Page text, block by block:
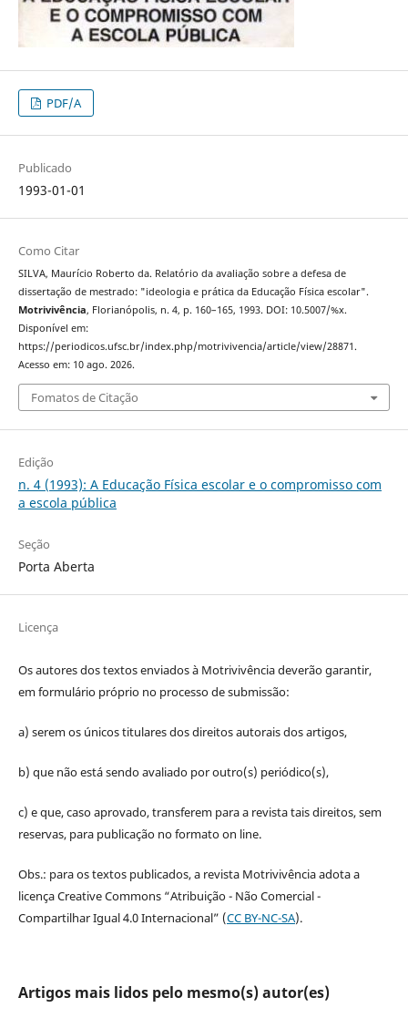
PDF/A
Publicado
1993-01-01
Como Citar
SILVA, Maurício Roberto da. Relatório da avaliação sobre a defesa de
dissertação de mestrado: "ideologia e prática da Educação Física escolar".
Motrivivência, Florianópolis, n. 4, p. 160–165, 1993. DOI: 10.5007/%x.
Disponível em:
https://periodicos.ufsc.br/index.php/motrivivencia/article/view/28871.
Acesso em: 10 ago. 2026.
Fomatos de Citação
Edição
n. 4 (1993): A Educação Física escolar e o compromisso com
a escola pública
Seção
Porta Aberta
Licença
Os autores dos textos enviados à Motrivivência deverão garantir,
em formulário próprio no processo de submissão:
a) serem os únicos titulares dos direitos autorais dos artigos,
b) que não está sendo avaliado por outro(s) periódico(s),
c) e que, caso aprovado, transferem para a revista tais direitos, sem
reservas, para publicação no formato on line.
Obs.: para os textos publicados, a revista Motrivivência adota a
licença Creative Commons “Atribuição - Não Comercial -
Compartilhar Igual 4.0 Internacional” (CC BY-NC-SA).
Artigos mais lidos pelo mesmo(s) autor(es)